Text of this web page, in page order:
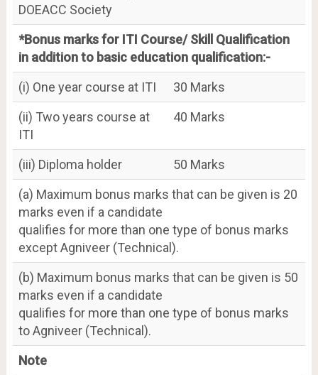
DOEACC Society
*Bonus marks for ITI Course/ Skill Qualification
in addition to basic education qualification:-
(i) One year course at ITI
30 Marks
(ii) Two years course at
ITI
40 Marks
(iii) Diploma holder
50 Marks
(a) Maximum bonus marks that can be given is 20
marks even if a candidate
qualifies for more than one type of bonus marks
except Agniveer (Technical).
(b) Maximum bonus marks that can be given is 50
marks even if a candidate
qualifies for more than one type of bonus marks
to Agniveer (Technical).
Note